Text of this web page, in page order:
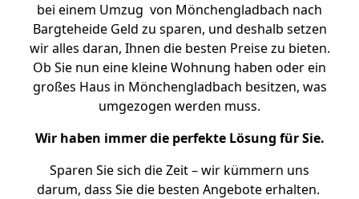
bei einem Umzug von Mönchengladbach nach
Bargteheide Geld zu sparen, und deshalb setzen
wir alles daran, Ihnen die besten Preise zu bieten.
Ob Sie nun eine kleine Wohnung haben oder ein
großes Haus in Mönchengladbach besitzen, was
umgezogen werden muss.
Wir haben immer die perfekte Lösung für Sie.
Sparen Sie sich die Zeit – wir kümmern uns
darum, dass Sie die besten Angebote erhalten.